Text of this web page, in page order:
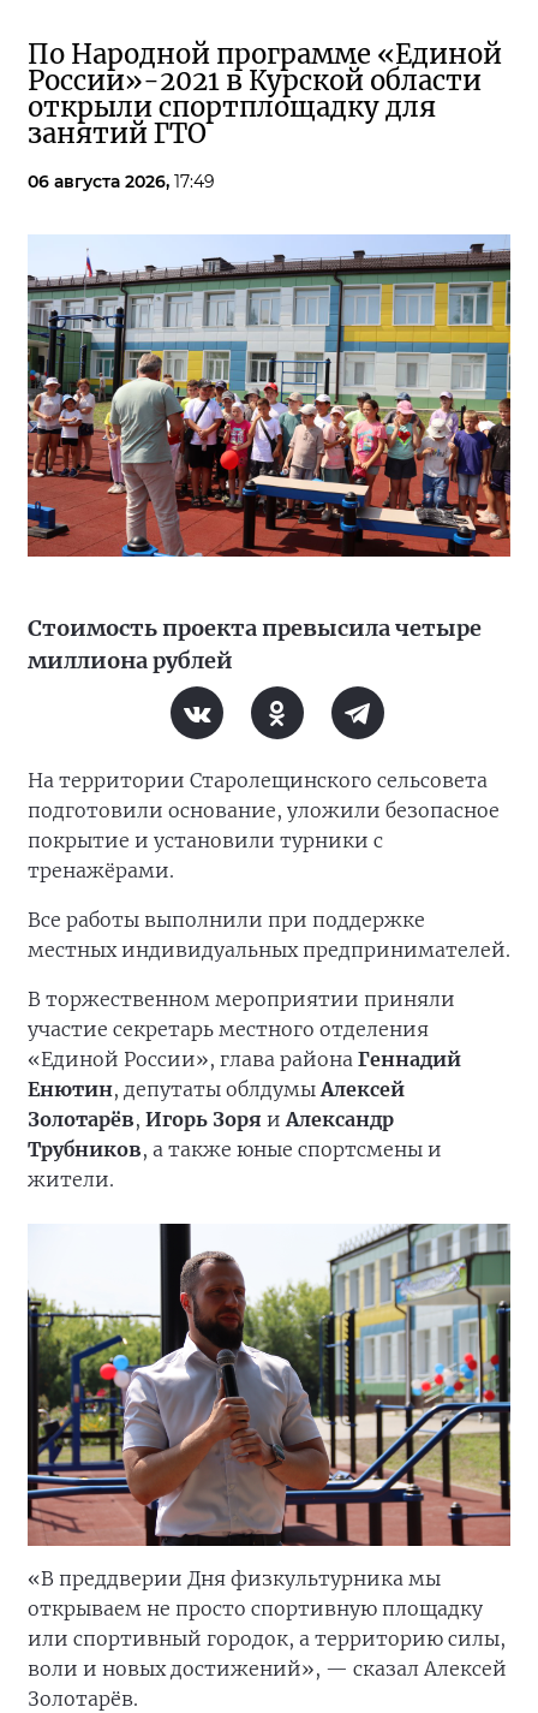
По Народной программе «Единой
России»-2021 в Курской области
открыли спортплощадку для
занятий ГТО
06 августа 2026, 17:49
Стоимость проекта превысила четыре
миллиона рублей
На территории Старолещинского сельсовета
подготовили основание, уложили безопасное
покрытие и установили турники с
тренажёрами.
Все работы выполнили при поддержке
местных индивидуальных предпринимателей.
В торжественном мероприятии приняли
участие секретарь местного отделения
«Единой России», глава района Геннадий
Енютин, депутаты облдумыАлексей
Золотарёв, Игорь Зоря иАлександр
Трубников, а также юные спортсмены и
жители.
«В преддверии Дня физкультурника мы
открываем не просто спортивную площадку
или спортивный городок, а территорию силы,
воли и новых достижений», — сказал Алексей
Золотарёв.